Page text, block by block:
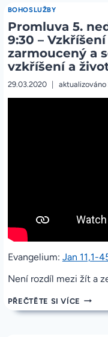
BOHOSLUŽBY
Promluva 5.
9:30 –
zarmoucený a
vzkříšení a
29.03.2020 aktualizováno
Evangelium: Jan 11,1-
Není rozdíl mezi žít a
PŘEČTĚTE SI VÍCE